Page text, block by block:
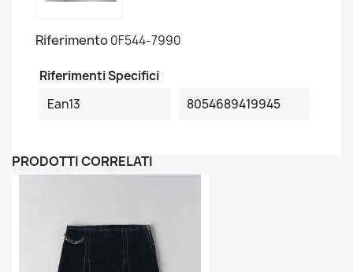
Riferimento0F544-7990
Riferimenti Specifici
Ean13
8054689419945
PRODOTTI CORRELATI